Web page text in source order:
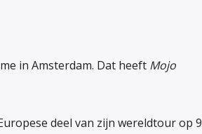
in Amsterdam. Dat heeft Mojo
deel van zijn wereldtour op 9